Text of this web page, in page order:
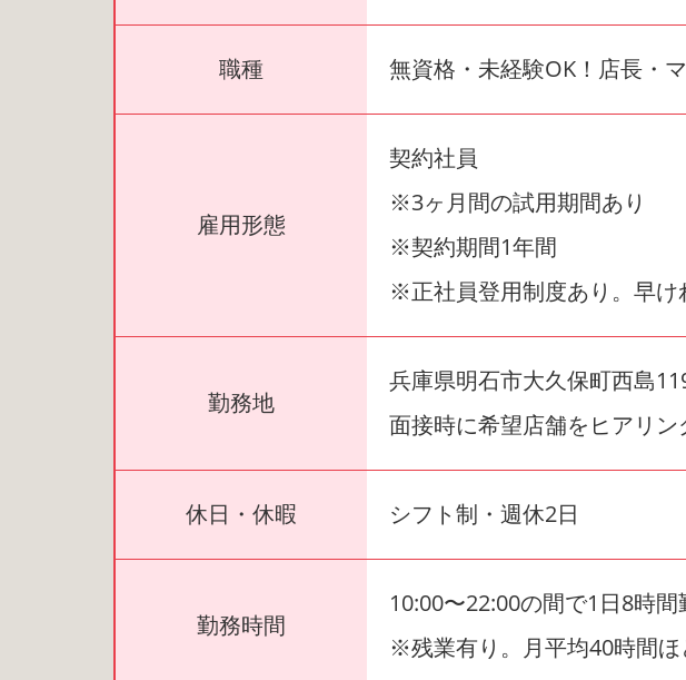
職種 無資格・未経験OK！店長・
雇用形態
契約社員
※3ヶ月間の試用期間あり
※契約期間1年間
※正社員登用制度あり。早
勤務地
兵庫県明石市大久保町西島
面接時に希望店舗をヒアリ
休日・休暇 シフト制・週休2日
勤務時間
10:00〜22:00の間で1日8時間
※残業有り。月平均40時間ほ